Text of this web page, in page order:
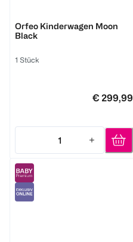
Orfeo Kinderwagen Moon
Black
1 Stück
€ 299,99
1
Quantity: 1